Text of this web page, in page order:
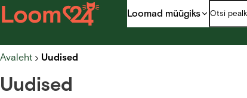
Loomad müügiks
Avaleht Uudised
Uudised